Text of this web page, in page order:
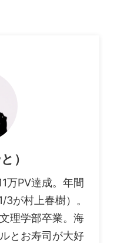
）
万PV達成。年間
が村上春樹）。
理学部卒業。海
とお寿司が大好